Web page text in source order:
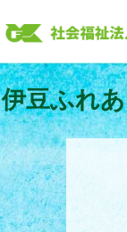
to
content
伊豆ふれ